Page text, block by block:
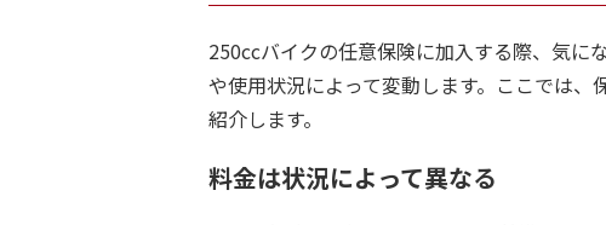
250ccバイクの任意保険に加入する際、気に
や使用状況によって変動します。ここでは
紹介します。
料金は状況によって異なる